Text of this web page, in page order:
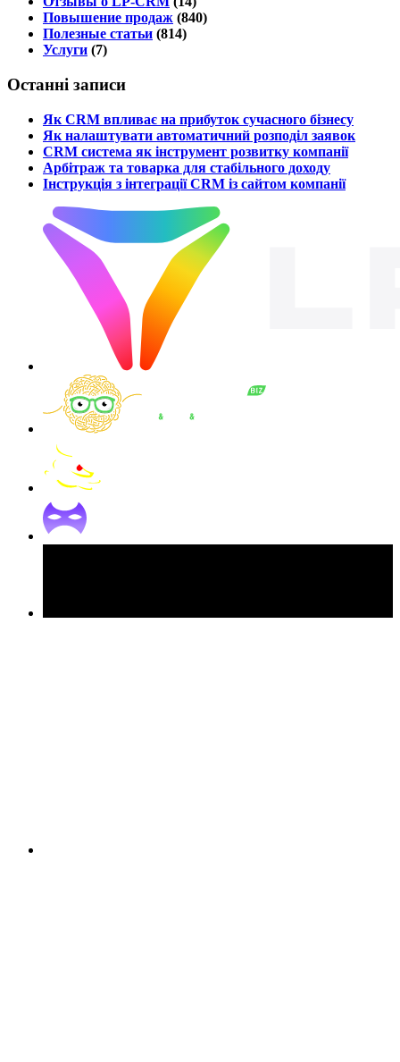
Повышение продаж (840)
Полезные статьи (814)
Услуги (7)
Останні записи
Як CRM впливає на прибуток сучасного бізнесу
Як налаштувати автоматичний розподіл заявок
CRM система як інструмент розвитку компанії
Арбітраж та товарка для стабільного доходу
Інструкція з інтеграції CRM із сайтом компанії